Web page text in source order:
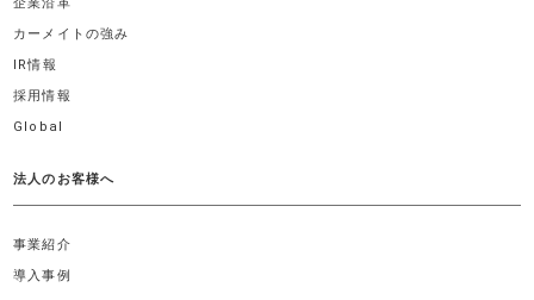
カーメイトの強み
IR情報
採用情報
Global
法人のお客様へ
事業紹介
導入事例